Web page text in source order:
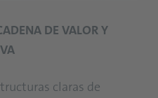
DE VALOR Y
claras de